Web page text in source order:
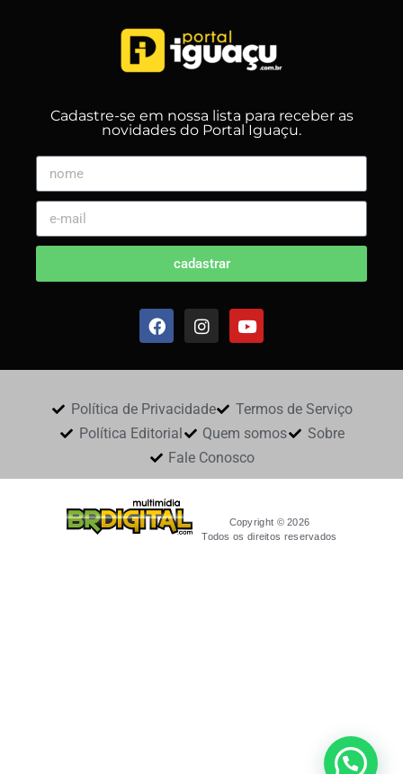
Cadastre-se em nossa lista para receber as
novidades do Portal Iguaçu.
cadastrar
Política de Privacidade
Termos de Serviço
Política Editorial
Quem somos
Sobre
Fale Conosco
Copyright © 2026
Todos os direitos reservados